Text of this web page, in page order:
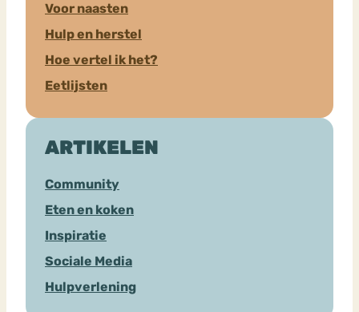
Voor naasten
Hulp en herstel
Hoe vertel ik het?
Eetlijsten
ARTIKELEN
Community
Eten en koken
Inspiratie
Sociale Media
Hulpverlening